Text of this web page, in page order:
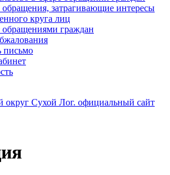
затрагивающие интересы
круга лиц
обращениями граждан
письмо
Сухой Лог. официальный сайт